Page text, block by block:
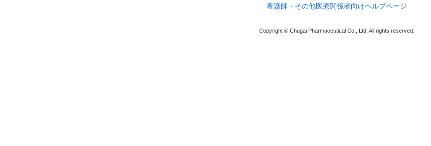
看護師・その他医療関係者向けヘルプページ
Copyright © Chugai Pharmaceutical Co., Ltd. All rights reserved.